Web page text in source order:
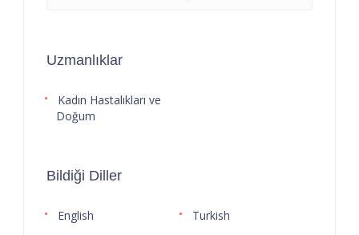
Uzmanlıklar
Kadın Hastalıkları ve
Doğum
Bildiği Diller
English Turkish